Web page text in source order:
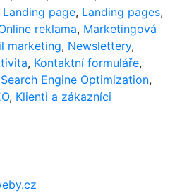
Landing page, Landing pages,
reklama, Marketingová
marketing, Newslettery,
, Kontaktní formuláře,
Search Engine Optimization,
, Klienti a zákazníci